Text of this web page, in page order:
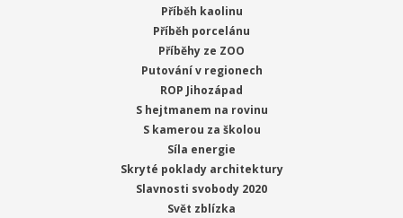
Příběh kaolinu
Příběh porcelánu
Příběhy ze ZOO
Putování v regionech
ROP Jihozápad
S hejtmanem na rovinu
S kamerou za školou
Síla energie
Skryté poklady architektury
Slavnosti svobody 2020
Svět zblízka